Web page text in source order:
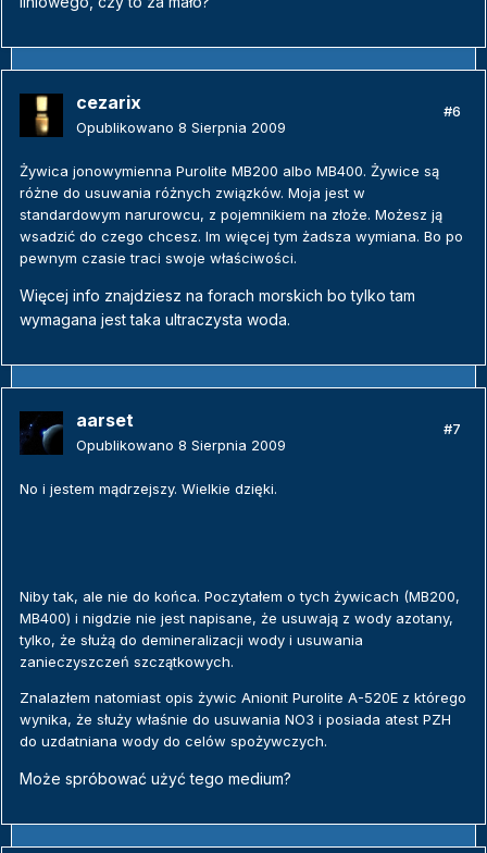
cezarix
Opublikowano 8 Sierpnia 2009
#6
Żywica jonowymienna Purolite MB200 albo MB400. Żywice są
różne do usuwania różnych związków. Moja jest w
standardowym narurowcu, z pojemnikiem na złoże. Możesz ją
wsadzić do czego chcesz. Im więcej tym żadsza wymiana. Bo po
pewnym czasie traci swoje właściwości.
Więcej info znajdziesz na forach morskich bo tylko tam
wymagana jest taka ultraczysta woda.
aarset
Opublikowano 8 Sierpnia 2009
#7
No i jestem mądrzejszy. Wielkie dzięki.
Niby tak, ale nie do końca. Poczytałem o tych żywicach (MB200,
MB400) i nigdzie nie jest napisane, że usuwają z wody azotany,
tylko, że służą do demineralizacji wody i usuwania
zanieczyszczeń szczątkowych.
Znalazłem natomiast opis żywic Anionit Purolite A-520E z którego
wynika, że służy właśnie do usuwania NO3 i posiada atest PZH
do uzdatniana wody do celów spożywczych.
Może spróbować użyć tego medium?